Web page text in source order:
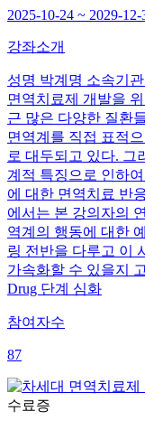
2025-10-24 ~ 2029-12-
강좌소개
성명 박계명 소속기
면역치료제 개발을
근 많은 다양한 질환
면역계를 직접 표적
로 대두되고 있다. 그
계적 특징으로 인하
에 대한 면역치료 반
에서는 본 강의자의
역계의 행동에 대한
링 전반을 다루고 이
가속화할 수 있을지
Drug 단계 심화
참여자수
87
수료증